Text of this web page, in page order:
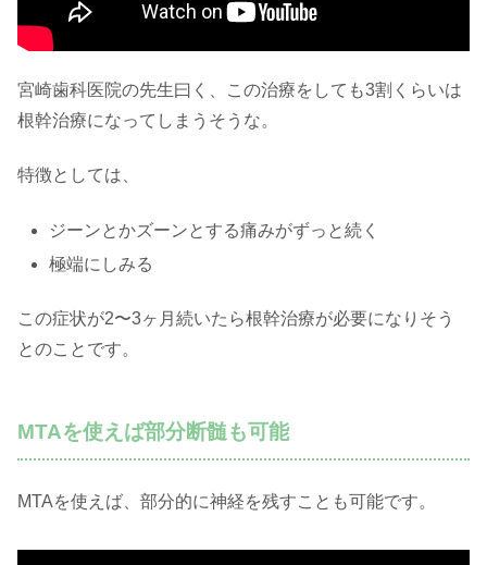
宮崎歯科医院の先生曰く、この治療をしても3割くらいは
根幹治療になってしまうそうな。
特徴としては、
ジーンとかズーンとする痛みがずっと続く
極端にしみる
この症状が2〜3ヶ月続いたら根幹治療が必要になりそう
とのことです。
MTAを使えば部分断髄も可能
MTAを使えば、部分的に神経を残すことも可能です。